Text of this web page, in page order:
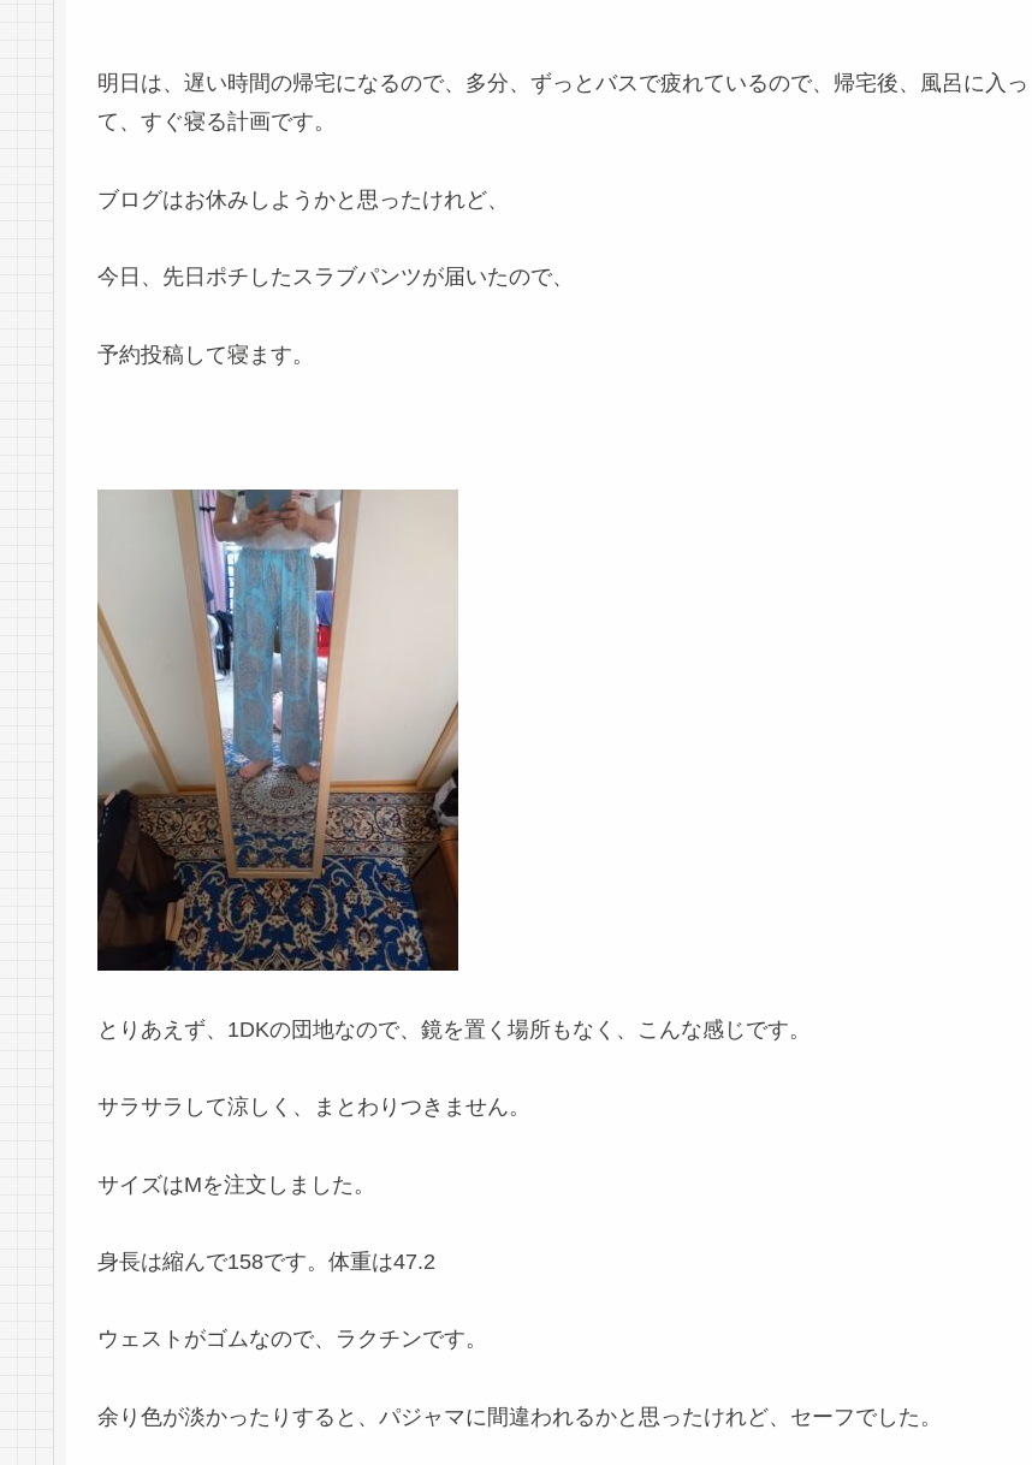
明日は、遅い時間の帰宅になるので、多分、ずっとバスで疲れているので、帰宅後、風呂に入っ
て、すぐ寝る計画です。
ブログはお休みしようかと思ったけれど、
今日、先日ポチしたスラブパンツが届いたので、
予約投稿して寝ます。
とりあえず、1DKの団地なので、鏡を置く場所もなく、こんな感じです。
サラサラして涼しく、まとわりつきません。
サイズはMを注文しました。
身長は縮んで158です。体重は47.2
ウェストがゴムなので、ラクチンです。
余り色が淡かったりすると、パジャマに間違われるかと思ったけれど、セーフでした。